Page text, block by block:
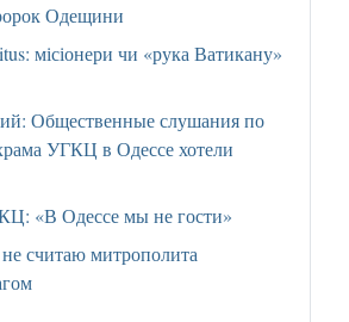
Одещини
місіонери чи «рука Ватикану»
Общественные слушания по
УГКЦ в Одессе хотели
«В Одессе мы не гости»
считаю митрополита